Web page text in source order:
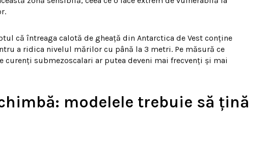
că întreaga calotă de gheață din Antarctica de Vest conține
a ridica nivelul mărilor cu până la 3 metri. Pe măsură ce
curenți submezoscalari ar putea deveni mai frecvenți și mai
modelele trebuie să țină